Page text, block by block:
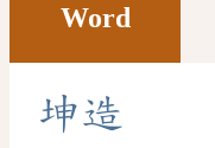
Word
坤造